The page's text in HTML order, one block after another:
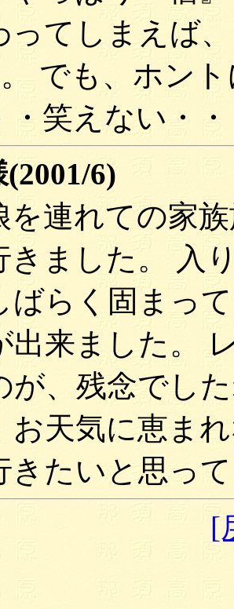
ってしまえば
でも、ホン
・笑えない・
6)
を連れての家
きました。 入
ばらく固まっ
出来ました。
が、残念でし
お天気に恵ま
きたいと思っ
[